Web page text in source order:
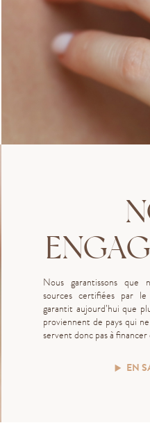
Nous garantissons que
sources certifiées par
garantit aujourd’hui que
proviennent de pays qui
servent donc pas à
EN